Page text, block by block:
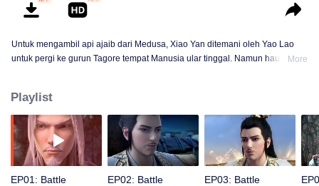
Untuk mengambil api ajaib dari Medusa, Xiao Yan ditemani oleh Yao Lao
untuk pergi ke gurun Tagore tempat Manusia ular tinggal. Namun haus
More
Playlist
EP01: Battle
EP02: Battle
EP03: Battle